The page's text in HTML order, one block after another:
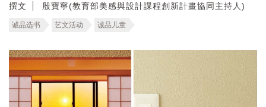
撰文 殷寶寧(教育部美感與設計課程創新計畫協同主持人)
诚品选书 艺文活动 诚品儿童